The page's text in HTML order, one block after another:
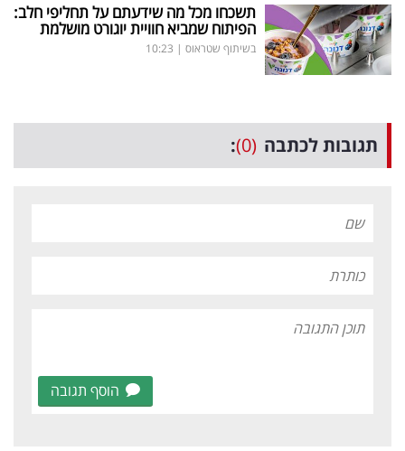
תשכחו מכל מה שידעתם על תחליפי חלב:
הפיתוח שמביא חוויית יוגורט מושלמת
בשיתוף שטראוס |
10:23
תגובות לכתבה (0)
:
הוסף תגובה